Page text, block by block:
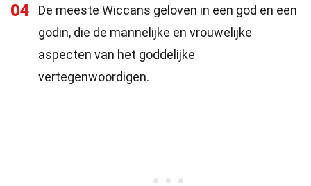
04
De meeste Wiccans geloven in een god en een
godin, die de mannelijke en vrouwelijke
aspecten van het goddelijke
vertegenwoordigen.